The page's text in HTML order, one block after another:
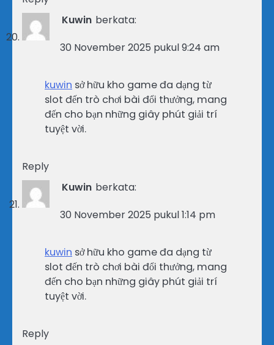
Kuwin berkata:
30 November 2025 pukul 9:24 am
kuwin sở hữu kho game đa dạng từ
slot đến trò chơi bài đổi thưởng, mang
đến cho bạn những giây phút giải trí
tuyệt vời.
Reply
Kuwin berkata:
30 November 2025 pukul 1:14 pm
kuwin sở hữu kho game đa dạng từ
slot đến trò chơi bài đổi thưởng, mang
đến cho bạn những giây phút giải trí
tuyệt vời.
Reply